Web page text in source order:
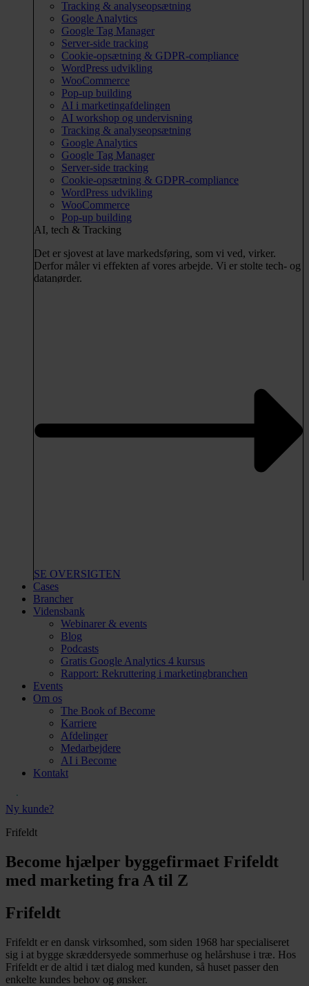
Tracking & analyseopsætning
Google Analytics
Google Tag Manager
Server-side tracking
Cookie-opsætning & GDPR-compliance
WordPress udvikling
WooCommerce
Pop-up building
AI i marketingafdelingen
AI workshop og undervisning
Tracking & analyseopsætning
Google Analytics
Google Tag Manager
Server-side tracking
Cookie-opsætning & GDPR-compliance
WordPress udvikling
WooCommerce
Pop-up building
AI, tech & Tracking
Det er sjovest at lave markedsføring, som vi ved, virker.
Derfor måler vi effekten af vores arbejde. Vi er stolte tech- og
datanørder.
SE OVERSIGTEN
Cases
Brancher
Vidensbank
Webinarer & events
Blog
Podcasts
Gratis Google Analytics 4 kursus
Rapport: Rekruttering i marketingbranchen
Events
Om os
The Book of Become
Karriere
Afdelinger
Medarbejdere
AI i Become
Kontakt
Ny kunde?
Frifeldt
Become hjælper byggefirmaet Frifeldt
med marketing fra A til Z
Frifeldt
Frifeldt er en dansk virksomhed, som siden 1968 har specialiseret
sig i at bygge skræddersyede sommerhuse og helårshuse i træ. Hos
Frifeldt er de altid i tæt dialog med kunden, så huset passer den
enkelte kundes behov og ønsker.